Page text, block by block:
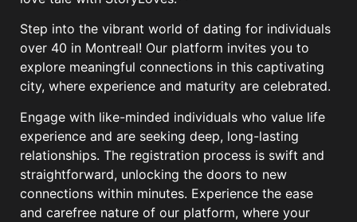
Step into the vibrant world of dating for individuals
over 40 in Montreal! Our platform invites you to
explore meaningful connections in this captivating
city, where experience and maturity are celebrated.
Engage with like-minded individuals who value life
experience and are seeking deep, long-lasting
relationships. The registration process is swift and
straightforward, unlocking the doors to new
connections within minutes. Experience the ease
and carefree nature of our platform, where your